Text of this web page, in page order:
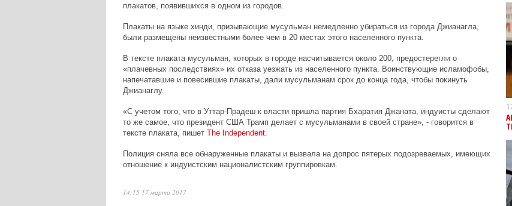
плакатов, появившихся в одном из городов.
Плакаты на языке хинди, призывающие мусульман немедленно убираться из города Джианагла,
были размещены неизвестными более чем в 20 местах этого населенного пункта.
В тексте плаката мусульман, которых в городе насчитывается около 200, предостерегли о
«плачевных последствиях» их отказа уезжать из населенного пункта. Воинствующие исламофобы,
напечатавшие и повесившие плакаты, дали мусульманам срок до конца года, чтобы покинуть
Джианаглу.
«С учетом того, что в Уттар-Прадеш к власти пришла партия Бхаратия Джаната, индуисты сделают
то же самое, что президент США Трамп делает с мусульманами в своей стране», - говорится в
тексте плаката, пишет The Independent.
Полиция сняла все обнаруженные плакаты и вызвала на допрос пятерых подозреваемых, имеющих
отношение к индуистским националистским группировкам.
14:15 17 марта 2017